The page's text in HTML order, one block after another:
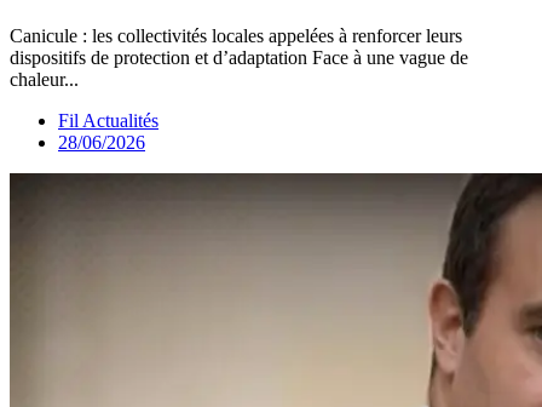
Canicule : les collectivités locales appelées à renforcer leurs
dispositifs de protection et d’adaptation Face à une vague de
chaleur...
Fil Actualités
28/06/2026